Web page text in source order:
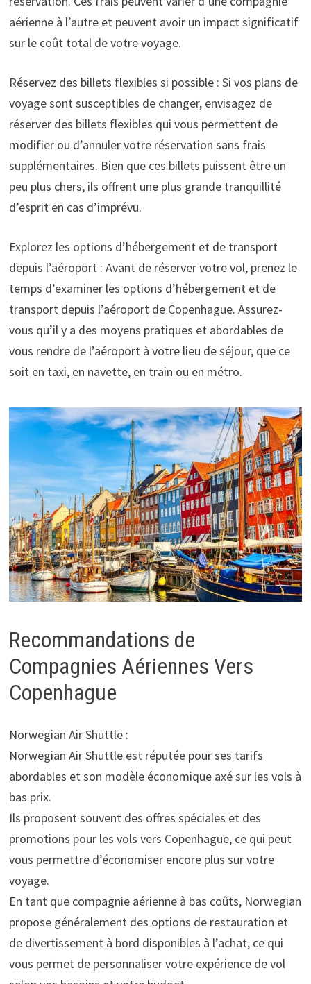
aérienne à l’autre et peuvent avoir un impact significatif
sur le coût total de votre voyage.
Réservez des billets flexibles si possible : Si vos plans de
voyage sont susceptibles de changer, envisagez de
réserver des billets flexibles qui vous permettent de
modifier ou d’annuler votre réservation sans frais
supplémentaires. Bien que ces billets puissent être un
peu plus chers, ils offrent une plus grande tranquillité
d’esprit en cas d’imprévu.
Explorez les options d’hébergement et de transport
depuis l’aéroport : Avant de réserver votre vol, prenez le
temps d’examiner les options d’hébergement et de
transport depuis l’aéroport de Copenhague. Assurez-
vous qu’il y a des moyens pratiques et abordables de
vous rendre de l’aéroport à votre lieu de séjour, que ce
soit en taxi, en navette, en train ou en métro.
Recommandations de
Compagnies Aériennes Vers
Copenhague
Norwegian Air Shuttle :
Norwegian Air Shuttle est réputée pour ses tarifs
abordables et son modèle économique axé sur les vols à
bas prix.
Ils proposent souvent des offres spéciales et des
promotions pour les vols vers Copenhague, ce qui peut
vous permettre d’économiser encore plus sur votre
voyage.
En tant que compagnie aérienne à bas coûts, Norwegian
propose généralement des options de restauration et
de divertissement à bord disponibles à l’achat, ce qui
vous permet de personnaliser votre expérience de vol